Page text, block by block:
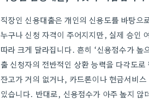
직장인 신용대출은 개인의 신용도를 바탕
누구나 신청 자격이 주어지지만, 실제 승인
따라 크게 달라집니다. 흔히 ‘신용점수가
출 신청자의 전반적인 상환 능력을 다각도
잔고가 거의 없거나, 카드론이나 현금서비
있습니다. 반대로, 신용점수가 아주 높지